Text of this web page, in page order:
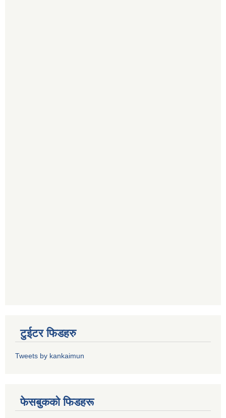
टुईटर फिडहरु
Tweets by kankaimun
फेसबुकको फिडहरू